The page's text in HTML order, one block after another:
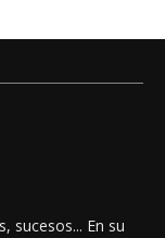
sucesos... En su